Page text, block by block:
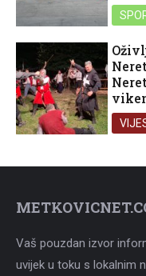
Vaš pouzdan izvor
uvijek u toku s lokalnim